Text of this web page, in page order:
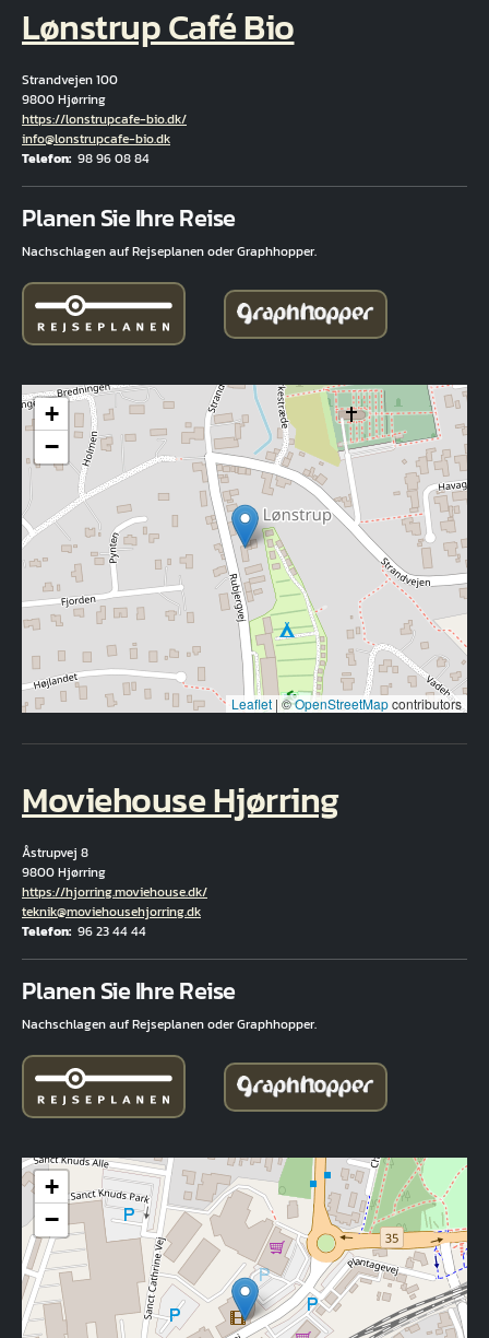
Lønstrup Café Bio
Strandvejen 100
9800 Hjørring
Hjemmeside
https://lonstrupcafe-bio.dk/
E-Mail
info@lonstrupcafe-bio.dk
Telefon 98 96 08 84
Planen Sie Ihre Reise
Nachschlagen auf Rejseplanen oder Graphhopper.
+
−
Leaflet | ©OpenStreetMapcontributors
Moviehouse Hjørring
Åstrupvej 8
9800 Hjørring
Hjemmeside
https://hjorring.moviehouse.dk/
E-Mail
teknik@moviehousehjorring.dk
Telefon 96 23 44 44
Planen Sie Ihre Reise
Nachschlagen auf Rejseplanen oder Graphhopper.
+
−